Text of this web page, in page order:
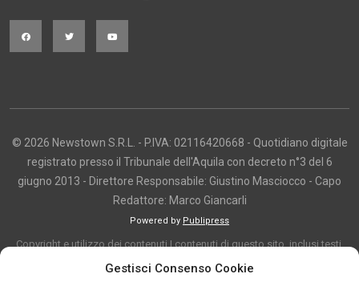
Gestisci Consenso Cookie
© 2026 Newstown S.R.L. - P.IVA: 02116420668 - Quotidiano digitale
registrato presso il Tribunale dell'Aquila con decreto n°3 del 6
giugno 2013 - Direttore Responsabile: Giustino Masciocco - Capo
Redattore: Marco Giancarli
Powered by Publipress
Copyright e utilizzo dei contenuti I contenuti di questo sito, inclusi testi,
articoli, immagini, fotografie, video e grafica, sono protetti da copyright e